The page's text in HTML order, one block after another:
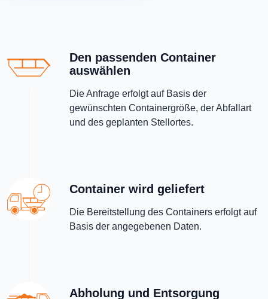
Den passenden Container
auswählen
Die Anfrage erfolgt auf Basis der
gewünschten Containergröße, der Abfallart
und des geplanten Stellortes.
Container wird geliefert
Die Bereitstellung des Containers erfolgt auf
Basis der angegebenen Daten.
Abholung und Entsorgung